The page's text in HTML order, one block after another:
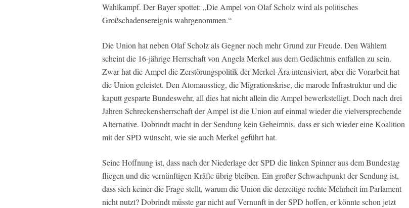
Wahlkampf. Der Bayer spottet: „Die Ampel von Olaf Scholz wird als politisches
Großschadensereignis wahrgenommen.“
Die Union hat neben Olaf Scholz als Gegner noch mehr Grund zur Freude. Den Wählern
scheint die 16-jährige Herrschaft von Angela Merkel aus dem Gedächtnis entfallen zu sein.
Zwar hat die Ampel die Zerstörungspolitik der Merkel-Ära intensiviert, aber die Vorarbeit hat
die Union geleistet. Den Atomausstieg, die Migrationskrise, die marode Infrastruktur und die
kaputt gesparte Bundeswehr, all dies hat nicht allein die Ampel bewerkstelligt. Doch nach drei
Jahren Schreckensherrschaft der Ampel ist die Union auf einmal wieder die vielversprechende
Alternative. Dobrindt macht in der Sendung kein Geheimnis, dass er sich wieder eine Koalition
mit der SPD wünscht, wie sie auch Merkel geführt hat.
Seine Hoffnung ist, dass nach der Niederlage der SPD die linken Spinner aus dem Bundestag
fliegen und die vernünftigen Kräfte übrig bleiben. Ein großer Schwachpunkt der Sendung ist,
dass sich keiner die Frage stellt, warum die Union die derzeitige rechte Mehrheit im Parlament
nicht nutzt? Dobrindt müsste gar nicht auf Vernunft in der SPD hoffen, er könnte schon jetzt